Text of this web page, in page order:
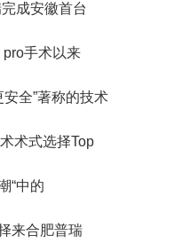
成安徽首台
手术以来
全”著称的技术
术式选择Top
“中的
来合肥普瑞